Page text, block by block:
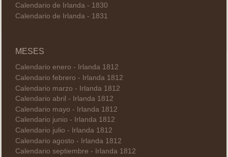
Calendario de Irlanda - 1830
Calendario de Irlanda - 1831
MESES
Calendario enero - Irlanda 1812
Calendario febrero - Irlanda 1812
Calendario marzo - Irlanda 1812
Calendario abril - Irlanda 1812
Calendario mayo - Irlanda 1812
Calendario junio - Irlanda 1812
Calendario julio - Irlanda 1812
Calendario agosto - Irlanda 1812
Calendario septiembre - Irlanda 1812